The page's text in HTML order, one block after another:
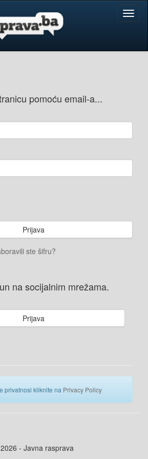
pomoću email-a...
ste šifru?
na socijalnim mrežama.
Prijava
privatnosi kliknite na Privacy Policy
- Javna rasprava